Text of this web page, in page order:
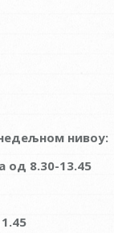
нивоу:
од 8.30-13.45